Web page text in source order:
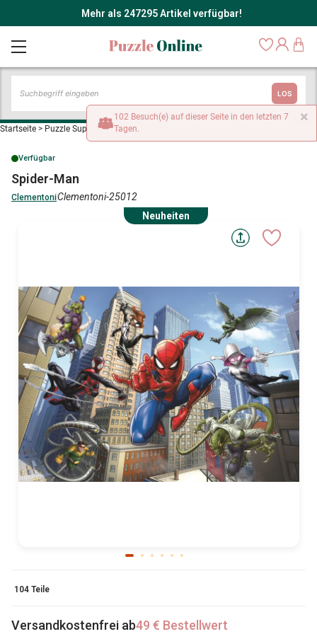
Mehr als 247295 Artikel verfügbar!
LOS
Startseite > Puzzle Superhelden >Spider-Man
Verfügbar
Spider-Man
ClementoniClementoni-25012
Neuheiten
104 Teile
Versandkostenfrei ab49 € Bestellwert
×
102 Besuch(e) auf dieser Seite in den letzten 7
Tagen.